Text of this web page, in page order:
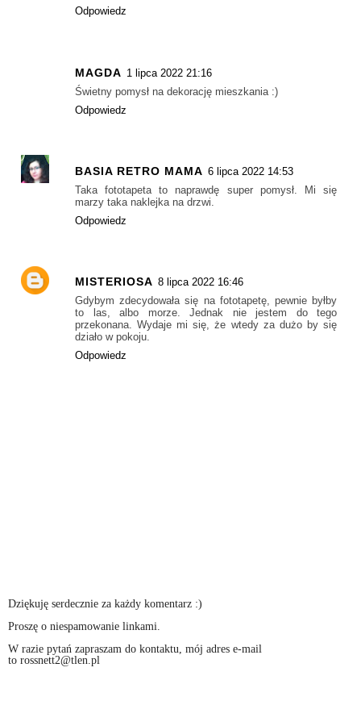
Odpowiedz
MAGDA 1 lipca 2022 21:16
Świetny pomysł na dekorację mieszkania :)
Odpowiedz
BASIA RETRO MAMA 6 lipca 2022 14:53
Taka fototapeta to naprawdę super pomysł. Mi się
marzy taka naklejka na drzwi.
Odpowiedz
MISTERIOSA 8 lipca 2022 16:46
Gdybym zdecydowała się na fototapetę, pewnie byłby
to las, albo morze. Jednak nie jestem do tego
przekonana. Wydaje mi się, że wtedy za dużo by się
działo w pokoju.
Odpowiedz
Dziękuję serdecznie za każdy komentarz :)
Proszę o niespamowanie linkami.
W razie pytań zapraszam do kontaktu, mój adres e-mail
to rossnett2@tlen.pl